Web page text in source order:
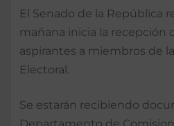
El Senado de la República
mañana inicia la recepción
aspirantes a miembros de
Electoral.
Se estarán recibiendo